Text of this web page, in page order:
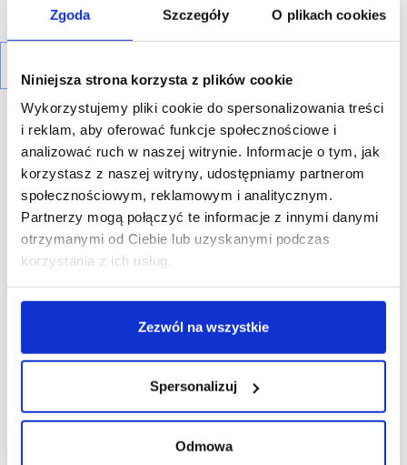
Zgoda Szczegóły O plikach cookies
Niniejsza strona korzysta z plików cookie
Wykorzystujemy pliki cookie do spersonalizowania treści
i reklam, aby oferować funkcje społecznościowe i
analizować ruch w naszej witrynie. Informacje o tym, jak
korzystasz z naszej witryny, udostępniamy partnerom
społecznościowym, reklamowym i analitycznym.
Partnerzy mogą połączyć te informacje z innymi danymi
otrzymanymi od Ciebie lub uzyskanymi podczas
korzystania z ich usług.
Zezwól na wszystkie
Spersonalizuj
Odmowa
R E K L A M A